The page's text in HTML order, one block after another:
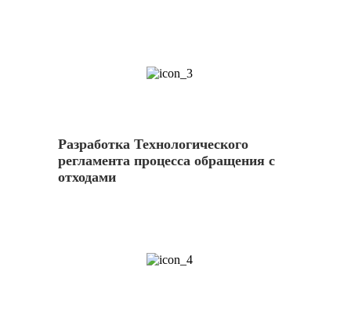
Разработка Технологического
регламента процесса обращения с
отходами